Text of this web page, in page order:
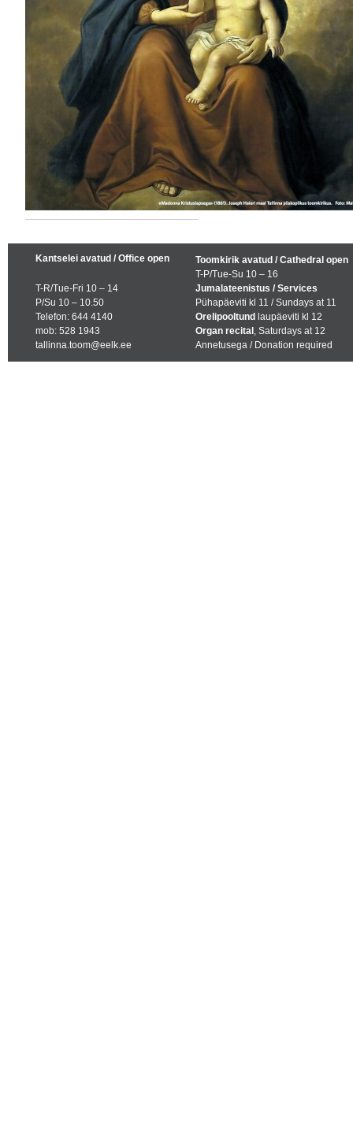
Kantselei avatud / Office open
T-R/Tue-Fri 10 – 14
P/Su 10 – 10.50
Telefon: 644 4140
mob: 528 1943
tallinna.toom@eelk.ee
Toomkirik avatud / Cathedral open
T-P/Tue-Su 10 – 16
Jumalateenistus / Services
Pühapäeviti kl 11 / Sundays at 11
Orelipooltund laupäeviti kl 12
Organ recital , Saturdays at 12
Annetusega / Donation required